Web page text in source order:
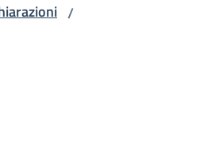
/